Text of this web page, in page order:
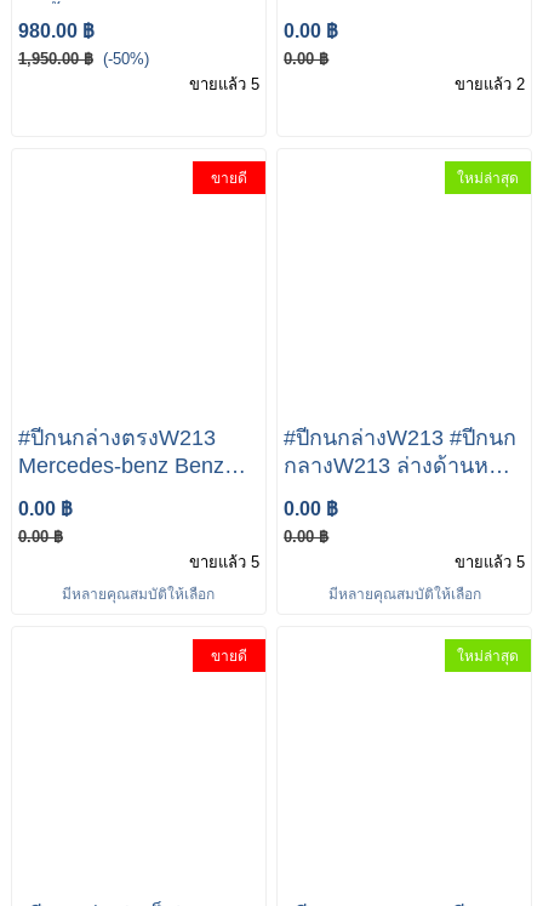
พักน้ำW253
MERCEDES BENZ E
Calss W213 W205
980.00 ฿
1,950.00 ฿ (-50%)
ขายแล้ว 5
A2138800157แผงฝากระ
โปรงหน้าสำหรับ
MERCEDES-BENZ E-
0.00 ฿
0.00 ฿
ขายแล้ว 2
ขายดี
#ปีกนกล่างตรงW213
Mercedes-benz Benz
LEMFÖRDER 39584
ซ้าย 39585 ขวา OE 205
330 64 01 ขวา
0.00 ฿
0.00 ฿
ขายแล้ว 5
มีหลายคุณสมบัติให้เลือก
ใหม่ล่าสุด
#ปีกนกล่างW213 #ปีกนก
กลางW213 ล่างด้านหน้า
Benz C-Class S205
C205,E-Class W213
ขวา (เหล็ก)
0.00 ฿
0.00 ฿
ขายแล้ว 5
มีหลายคุณสมบัติให้เลือก
ขายดี ใหม่ล่าสุด